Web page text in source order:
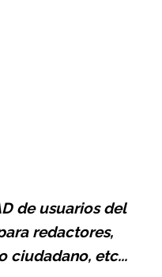
de usuarios del
redactores,
ciudadano, etc...